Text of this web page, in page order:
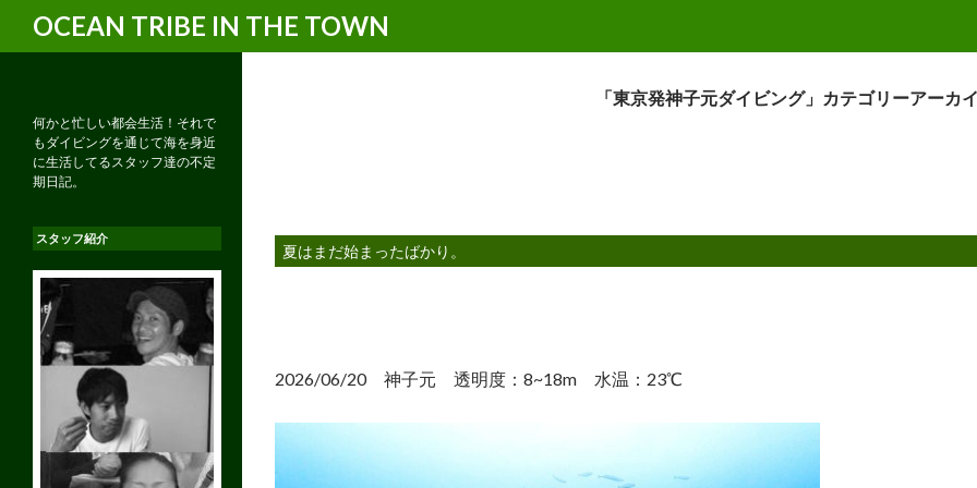
OCEAN TRIBE IN THE TOWN
「東京発神子元ダイビング」カテゴリーアーカ
夏はまだ始まったばかり。
2026/06/20 神子元 透明度：8~18m 水温：23℃
何かと忙しい都会生活！それで
もダイビングを通じて海を身近
に生活してるスタッフ達の不定
期日記。
スタッフ紹介